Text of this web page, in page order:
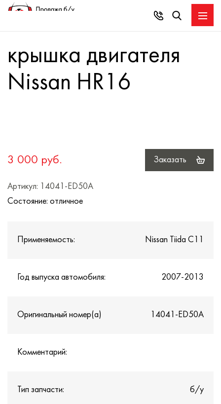
крышка двигателя
Nissan HR16
3 000 руб. Заказать
Артикул: 14041-ED50A
Состояние: отличное
Применяемость: Nissan Tiida C11
Год выпуска автомобиля: 2007-2013
Оригинальный номер(а) 14041-ED50A
Комментарий:
Тип запчасти: б/у